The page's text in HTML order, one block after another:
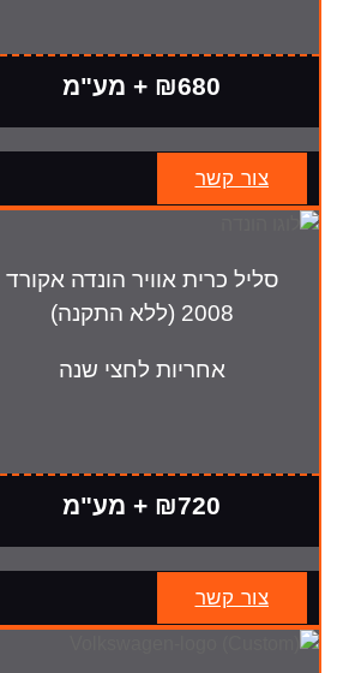
₪680 + מע"מ
צור קשר
סליל כרית אוויר הונדה אקורד
2008 (ללא התקנה)
אחריות לחצי שנה
₪720 + מע"מ
צור קשר